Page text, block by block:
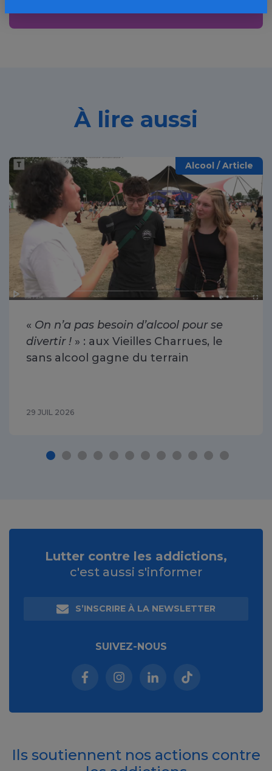
À lire aussi
Alcool / Article
« On n’a pas besoin d’alcool pour se
divertir ! » : aux Vieilles Charrues, le
sans alcool gagne du terrain
29 JUIL 2026
Lutter contre les addictions,
c'est aussi s'informer
S’INSCRIRE À LA NEWSLETTER
SUIVEZ-NOUS
Facebook (nouvelle fenêtre)
Instagram (nouvelle fenêtre)
Linkedin (nouvelle
Tiktok (nouvelle
Ils soutiennent nos actions contre